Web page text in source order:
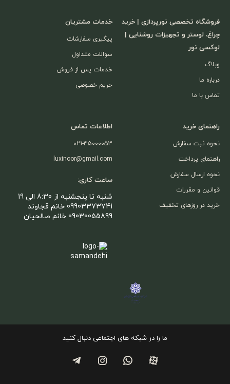
فروشگاه تخصصی نورپردازی | خرید
چراغ، لوستر و تجهیزات روشنایی |
لوکسی نور
وبلاگ
درباره ما
تماس با ما
خدمات مشتریان
پیگیری سفارشات
سوالات متداول
خدمات پس از فروش
حریم خصوصی
راهنمای خرید
نحوه ثبت سفارش
راهنمای پرداخت
نحوه ارسال سفارش
قوانین و مقررات
خرید در روزهای تخفیف
اطلاعات تماس
021-35000053
luxinoor@gmail.com
ساعت کاری:
شنبه تا پنجشنبه از 8:30 الی 19
09903373741 خانم قجاوند
09030055899 خانم صالحیان
ما را در شبکه های اجتماعی دنبال کنید